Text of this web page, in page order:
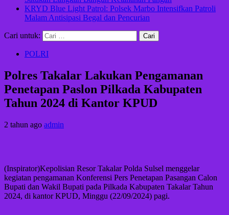
KRYD Blue Light Patrol: Polsek Marbo Intensifkan Patroli
Malam Antisipasi Begal dan Pencurian
Cari untuk:
POLRI
Polres Takalar Lakukan Pengamanan
Penetapan Paslon Pilkada Kabupaten
Tahun 2024 di Kantor KPUD
2 tahun ago admin
(Inspirator)Kepolisian Resor Takalar Polda Sulsel menggelar
kegiatan pengamanan Konferensi Pers Penetapan Pasangan Calon
Bupati dan Wakil Bupati pada Pilkada Kabupaten Takalar Tahun
2024, di kantor KPUD, Minggu (22/09/2024) pagi.